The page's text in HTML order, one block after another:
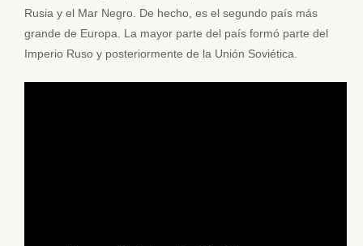
Rusia y el Mar Negro. De hecho, es el segundo país más
grande de Europa. La mayor parte del país formó parte del
Imperio Ruso y posteriormente de la Unión Soviética.